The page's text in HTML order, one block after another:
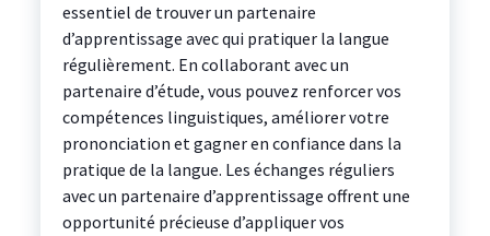
essentiel de trouver un partenaire
d’apprentissage avec qui pratiquer la langue
régulièrement. En collaborant avec un
partenaire d’étude, vous pouvez renforcer vos
compétences linguistiques, améliorer votre
prononciation et gagner en confiance dans la
pratique de la langue. Les échanges réguliers
avec un partenaire d’apprentissage offrent une
opportunité précieuse d’appliquer vos